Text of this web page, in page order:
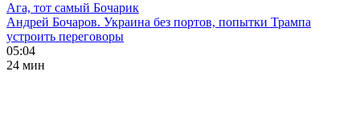
Ага, тот самый Бочарик
Андрей Бочаров. Украина без портов, попытки Трампа
устроить переговоры
05:04
24 мин